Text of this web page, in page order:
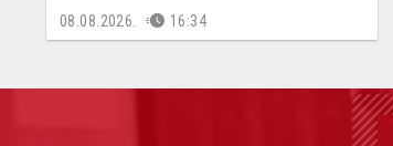
08.08.2026. 16:34